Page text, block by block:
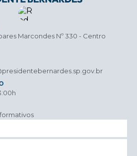
Marcondes Nº 330 - Centro